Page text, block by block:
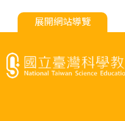
展開網站導覽